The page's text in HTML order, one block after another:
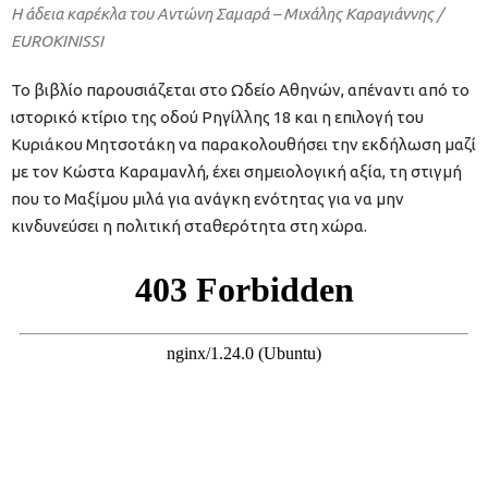
Η άδεια καρέκλα του Αντώνη Σαμαρά – Μιχάλης Καραγιάννης /
EUROKINISSI
Το βιβλίο παρουσιάζεται στο Ωδείο Αθηνών, απέναντι από το
ιστορικό κτίριο της οδού Ρηγίλλης 18 και η επιλογή του
Κυριάκου Μητσοτάκη να παρακολουθήσει την εκδήλωση μαζί
με τον Κώστα Καραμανλή, έχει σημειολογική αξία, τη στιγμή
που το Μαξίμου μιλά για ανάγκη ενότητας για να μην
κινδυνεύσει η πολιτική σταθερότητα στη χώρα.